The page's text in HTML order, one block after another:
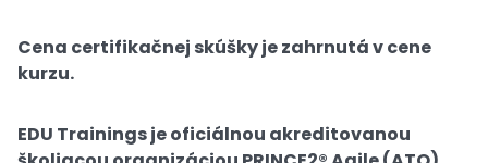
Cena certifikačnej skúšky je zahrnutá v cene
kurzu.
EDU Trainings je oficiálnou akreditovanou